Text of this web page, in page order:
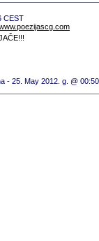
CEST
- 25. May 2012. g. @